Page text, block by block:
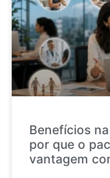
Benefícios
por que o
vantagem